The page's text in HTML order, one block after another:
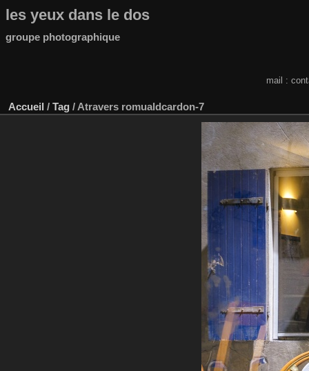
les yeux dans le dos
groupe photographique
mail :
Accueil / Tag / Atravers romualdcardon-7